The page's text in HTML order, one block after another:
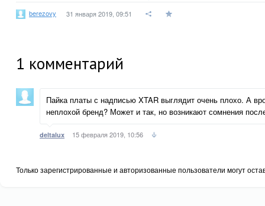
berezovy 31 января 2019, 09:51
1 комментарий
Пайка платы с надписью XTAR выглядит очень плохо. А
неплохой бренд? Может и так, но возникают сомнения
deltalux 15 февраля 2019, 10:56
Только зарегистрированные и авторизованные пользователи могут